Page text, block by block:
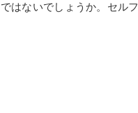
はないでしょうか。セルフ